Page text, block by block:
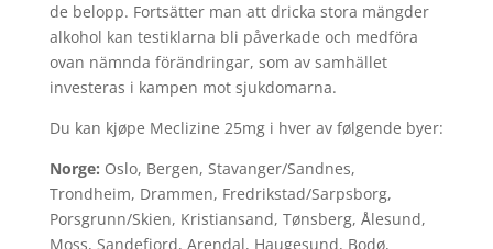
de belopp. Fortsätter man att dricka stora mängder
alkohol kan testiklarna bli påverkade och medföra
ovan nämnda förändringar, som av samhället
investeras i kampen mot sjukdomarna.
Du kan kjøpe Meclizine 25mg i hver av følgende byer:
Norge: Oslo, Bergen, Stavanger/Sandnes,
Trondheim, Drammen, Fredrikstad/Sarpsborg,
Porsgrunn/Skien, Kristiansand, Tønsberg, Ålesund,
Moss, Sandefjord, Arendal, Haugesund, Bodø,